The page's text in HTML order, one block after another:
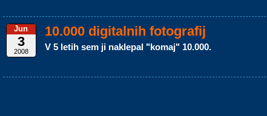
10.000 digitalnih fotografij
V 5 letih sem ji naklepal "komaj" 10.000.
Jun
3
2008